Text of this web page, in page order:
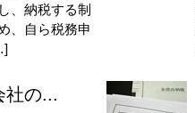
、納税する制
、自ら税務申
社の...